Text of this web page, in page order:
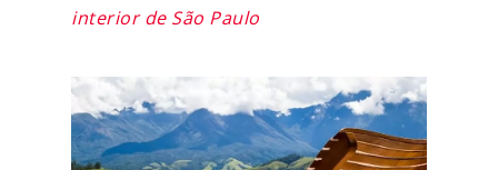
interior de São Paulo